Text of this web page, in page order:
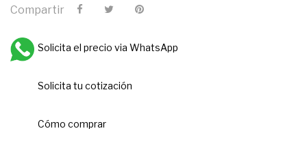
Compartir
Solicita el precio via WhatsApp
Solicita tu cotización
Cómo comprar